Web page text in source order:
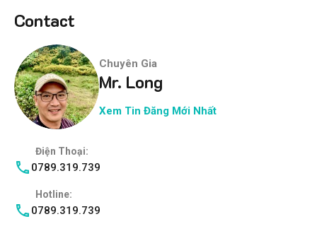
Contact
Chuyên Gia
Mr. Long
Xem Tin Đăng Mới Nhất
Điện Thoại:
0789.319.739
Hotline:
0789.319.739